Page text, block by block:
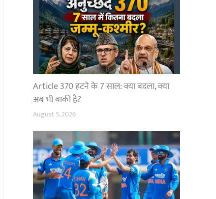
Article 370 हटने के 7 साल: क्या बदला, क्या
अब भी बाकी है?
August 5, 2026